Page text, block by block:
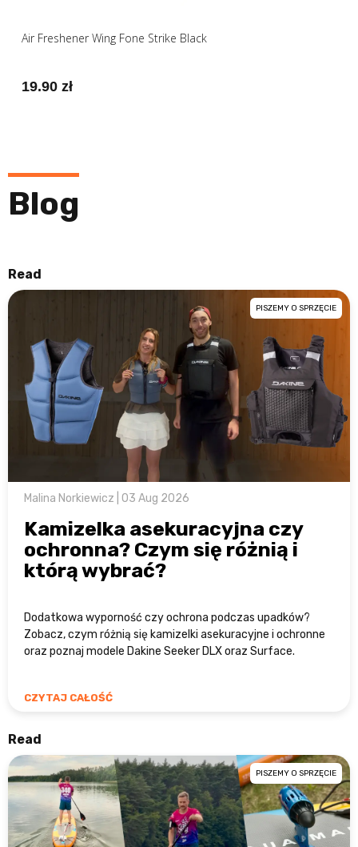
Air Freshener Wing Fone Strike Black
19.90 zł
Blog
Read
PISZEMY O SPRZĘCIE
Malina Norkiewicz | 03 Aug 2026
Kamizelka asekuracyjna czy
ochronna? Czym się różnią i
którą wybrać?
Dodatkowa wyporność czy ochrona podczas upadków?
Zobacz, czym różnią się kamizelki asekuracyjne i ochronne
oraz poznaj modele Dakine Seeker DLX oraz Surface.
CZYTAJ CAŁOŚĆ
Read
PISZEMY O SPRZĘCIE